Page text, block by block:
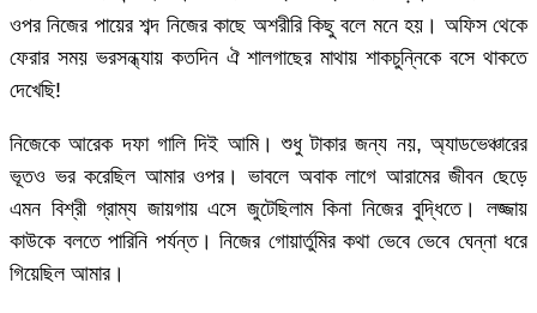
ওপর নিজের পায়ের শব্দ নিজের কাছে অশরীরি কিছু বলে মনে হয়। অফিস থেকে
ফেরার সময় ভরসন্ধ্যায় কতদিন ঐ শালগাছের মাথায় শাকচুন্নিকে বসে থাকতে
দেখেছি!
নিজেকে আরেক দফা গালি দিই আমি। শুধু টাকার জন্য নয়, অ্যাডভেঞ্চারের
ভূতও ভর করেছিল আমার ওপর। ভাবলে অবাক লাগে আরামের জীবন ছেড়ে
এমন বিশ্রী গ্রাম্য জায়গায় এসে জুটেছিলাম কিনা নিজের বুদ্ধিতে। লজ্জায়
কাউকে বলতে পারিনি পর্যন্ত। নিজের গোয়ার্তুমির কথা ভেবে ভেবে ঘেন্না ধরে
গিয়েছিল আমার।